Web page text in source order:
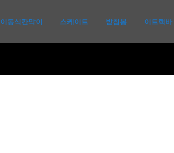
이동식칸막이 스케이트 받침봉 이트랙바